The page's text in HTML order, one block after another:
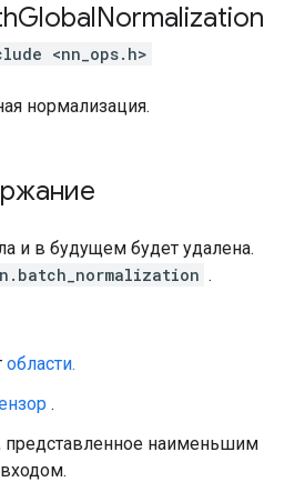
GlobalNormalization
<nn_ops.h>
нормализация.
и в будущем будет удалена.
.
области.
.
представленное наименьшим